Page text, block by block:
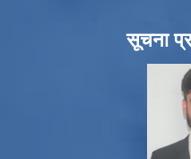
सूचना